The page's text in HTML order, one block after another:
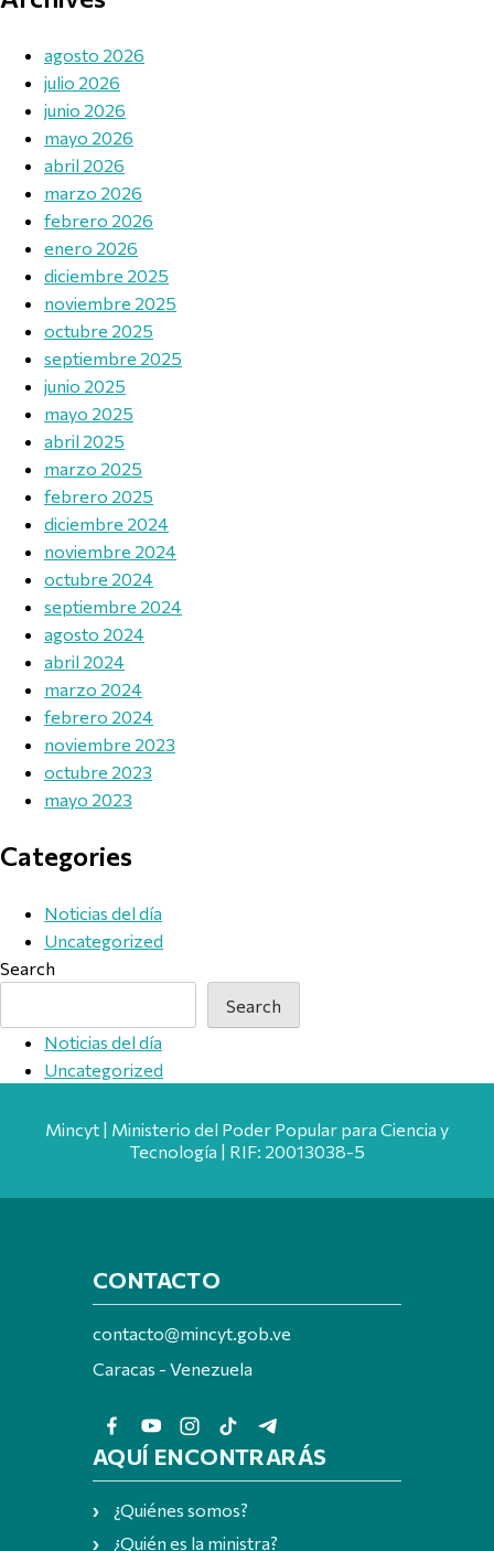
agosto 2026
julio 2026
junio 2026
mayo 2026
abril 2026
marzo 2026
febrero 2026
enero 2026
diciembre 2025
noviembre 2025
octubre 2025
septiembre 2025
junio 2025
mayo 2025
abril 2025
marzo 2025
febrero 2025
diciembre 2024
noviembre 2024
octubre 2024
septiembre 2024
agosto 2024
abril 2024
marzo 2024
febrero 2024
noviembre 2023
octubre 2023
mayo 2023
Categories
Noticias del día
Uncategorized
Search
Search
Noticias del día
Uncategorized
Mincyt | Ministerio del Poder Popular para Ciencia y
Tecnología | RIF: 20013038-5
CONTACTO
contacto@mincyt.gob.ve
Caracas - Venezuela
AQUÍ ENCONTRARÁS
¿Quiénes somos?
¿Quién es la ministra?